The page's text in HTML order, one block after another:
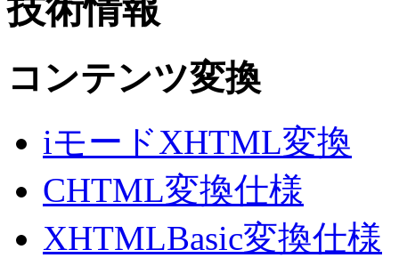
技術情報
コンテンツ変換
iモードXHTML変換
CHTML変換仕様
XHTMLBasic変換仕様